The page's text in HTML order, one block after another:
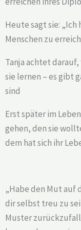
Heute sagt sie:
Menschen zu
Tanja achtet
sie lernen – es gibt
sind
Erst später im
gehen, den sie
dem hat sich ihr
„Habe den Mut auf
dir selbst treu zu
Muster